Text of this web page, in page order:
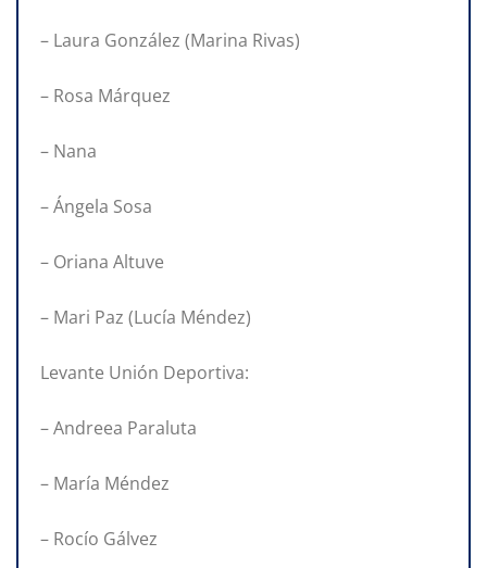
– Laura González (Marina Rivas)
– Rosa Márquez
– Nana
– Ángela Sosa
– Oriana Altuve
– Mari Paz (Lucía Méndez)
Levante Unión Deportiva:
– Andreea Paraluta
– María Méndez
– Rocío Gálvez